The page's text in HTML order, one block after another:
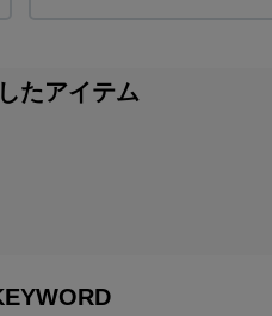
たアイテム